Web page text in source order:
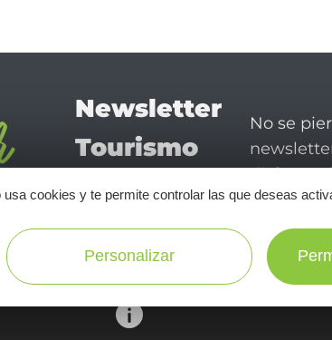
Newsletter
Tourismo
en Aveyron
No se
disfrutar
A NUESTRO NEWSLETTER AQUÍ!
usa cookies y te permite controlar las que deseas
Personalizar